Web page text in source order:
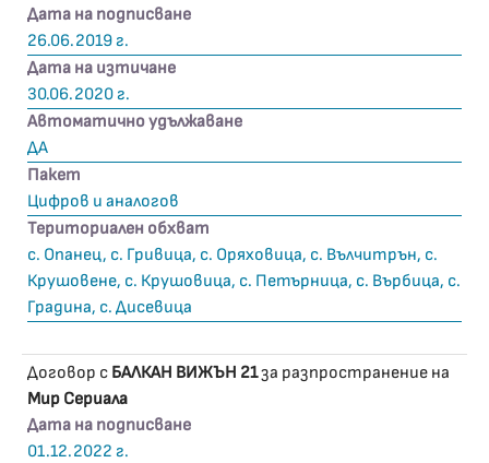
Дата на подписване
26.06.2019 г.
Дата на изтичане
30.06.2020 г.
Автоматично удължаване
ДА
Пакет
Цифров и аналогов
Териториален обхват
с. Опанец, с. Гривица, с. Оряховица, с. Вълчитрън, с.
Крушовене, с. Крушовица, с. Петърница, с. Върбица, с.
Градина, с. Дисевица
Договор с БАЛКАН ВИЖЪН 21за разпространение на
Мир Сериала
Дата на подписване
01.12.2022 г.